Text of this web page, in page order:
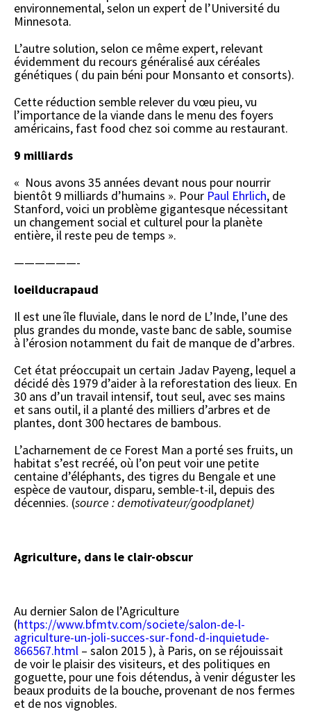
environnemental, selon un expert de l’Université du
Minnesota.
L’autre solution, selon ce même expert, relevant
évidemment du recours généralisé aux céréales
génétiques ( du pain béni pour Monsanto et consorts).
Cette réduction semble relever du vœu pieu, vu
l’importance de la viande dans le menu des foyers
américains, fast food chez soi comme au restaurant.
9 milliards
« Nous avons 35 années devant nous pour nourrir
bientôt 9 milliards d’humains ». Pour Paul Ehrlich, de
Stanford, voici un problème gigantesque nécessitant
un changement social et culturel pour la planète
entière, il reste peu de temps ».
——————-
loeilducrapaud
Il est une île fluviale, dans le nord de L’Inde, l’une des
plus grandes du monde, vaste banc de sable, soumise
à l’érosion notamment du fait de manque de d’arbres.
Cet état préoccupait un certain Jadav Payeng, lequel a
décidé dès 1979 d’aider à la reforestation des lieux. En
30 ans d’un travail intensif, tout seul, avec ses mains
et sans outil, il a planté des milliers d’arbres et de
plantes, dont 300 hectares de bambous.
L’acharnement de ce Forest Man a porté ses fruits, un
habitat s’est recréé, où l’on peut voir une petite
centaine d’éléphants, des tigres du Bengale et une
espèce de vautour, disparu, semble-t-il, depuis des
décennies. (source : demotivateur/goodplanet)
Agriculture, dans le clair-obscur
Au dernier Salon de l’Agriculture
(https://www.bfmtv.com/societe/salon-de-l-
agriculture-un-joli-succes-sur-fond-d-inquietude-
866567.html – salon 2015 ), à Paris, on se réjouissait
de voir le plaisir des visiteurs, et des politiques en
goguette, pour une fois détendus, à venir déguster les
beaux produits de la bouche, provenant de nos fermes
et de nos vignobles.